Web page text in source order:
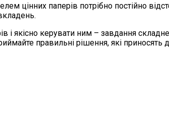
цінних паперів потрібно постійно
і якісно керувати ним – завдання
правильні рішення, які приносять